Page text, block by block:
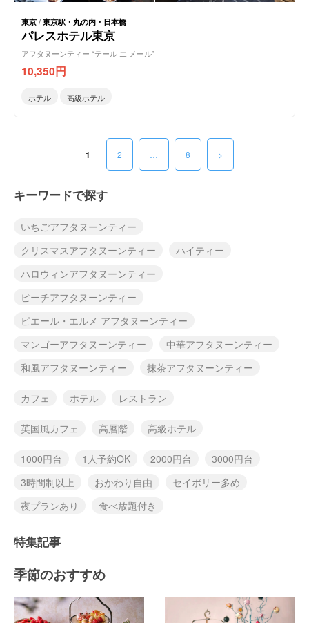
東京/東京駅・丸の内・日本橋
パレスホテル東京
アフタヌーンティー “テール エ メール”
10,350円
ホテル 高級ホテル
1 2 … 8 >
キーワードで探す
いちごアフタヌーンティー
クリスマスアフタヌーンティー
ハイティー
ハロウィンアフタヌーンティー
ピーチアフタヌーンティー
ピエール・エルメ アフタヌーンティー
マンゴーアフタヌーンティー
中華アフタヌーンティー
和風アフタヌーンティー
抹茶アフタヌーンティー
カフェ ホテル レストラン
英国風カフェ 高層階 高級ホテル
1000円台 1人予約OK 2000円台
3000円台
3時間制以上
おかわり自由
セイボリー多め
夜プランあり
食べ放題付き
特集記事
季節のおすすめ